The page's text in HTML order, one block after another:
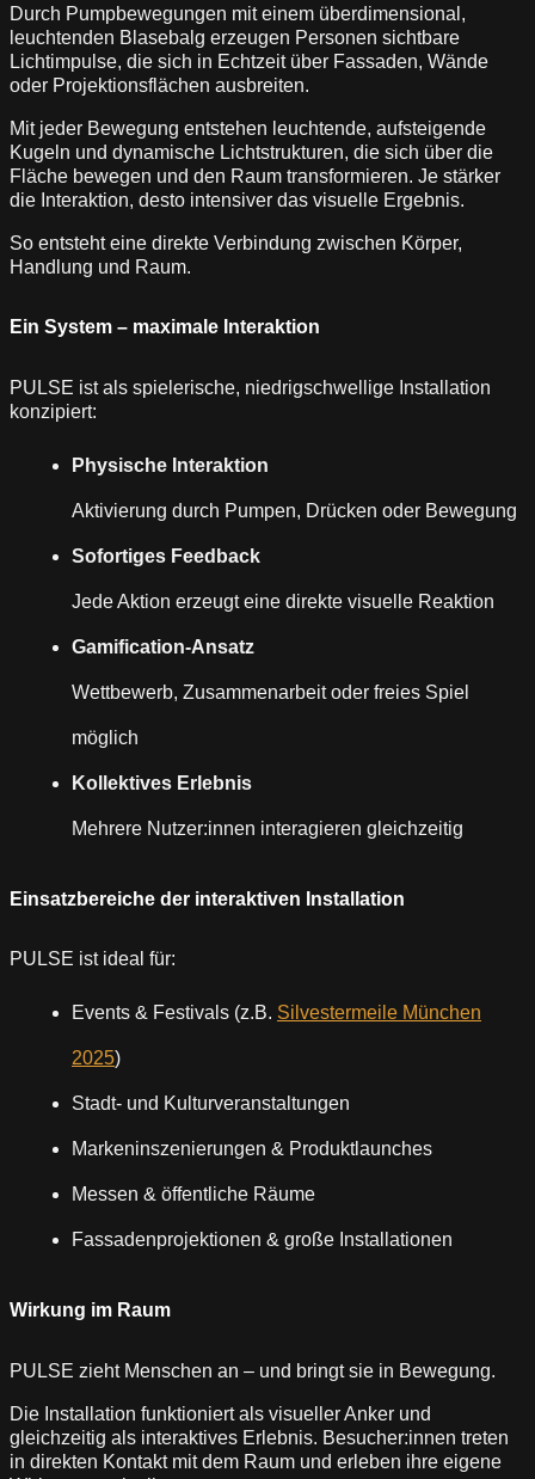
Durch Pumpbewegungen mit einem überdimensional,
leuchtenden Blasebalg erzeugen Personen sichtbare
Lichtimpulse, die sich in Echtzeit über Fassaden, Wände
oder Projektionsflächen ausbreiten.
Mit jeder Bewegung entstehen leuchtende, aufsteigende
Kugeln und dynamische Lichtstrukturen, die sich über die
Fläche bewegen und den Raum transformieren. Je stärker
die Interaktion, desto intensiver das visuelle Ergebnis.
So entsteht eine direkte Verbindung zwischen Körper,
Handlung und Raum.
Ein System – maximale Interaktion
PULSE ist als spielerische, niedrigschwellige Installation
konzipiert:
Physische Interaktion
Aktivierung durch Pumpen, Drücken oder Bewegung
Sofortiges Feedback
Jede Aktion erzeugt eine direkte visuelle Reaktion
Gamification-Ansatz
Wettbewerb, Zusammenarbeit oder freies Spiel
möglich
Kollektives Erlebnis
Mehrere Nutzer:innen interagieren gleichzeitig
Einsatzbereiche der interaktiven Installation
PULSE ist ideal für:
Events & Festivals (z.B. Silvestermeile München
2025)
Stadt- und Kulturveranstaltungen
Markeninszenierungen & Produktlaunches
Messen & öffentliche Räume
Fassadenprojektionen & große Installationen
Wirkung im Raum
PULSE zieht Menschen an – und bringt sie in Bewegung.
Die Installation funktioniert als visueller Anker und
gleichzeitig als interaktives Erlebnis. Besucher:innen treten
in direkten Kontakt mit dem Raum und erleben ihre eigene